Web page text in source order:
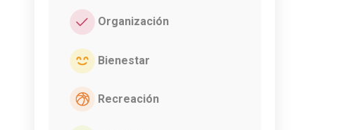
Organización
Bienestar
Recreación